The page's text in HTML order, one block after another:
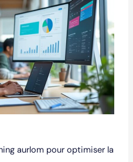
aurlom pour optimiser la